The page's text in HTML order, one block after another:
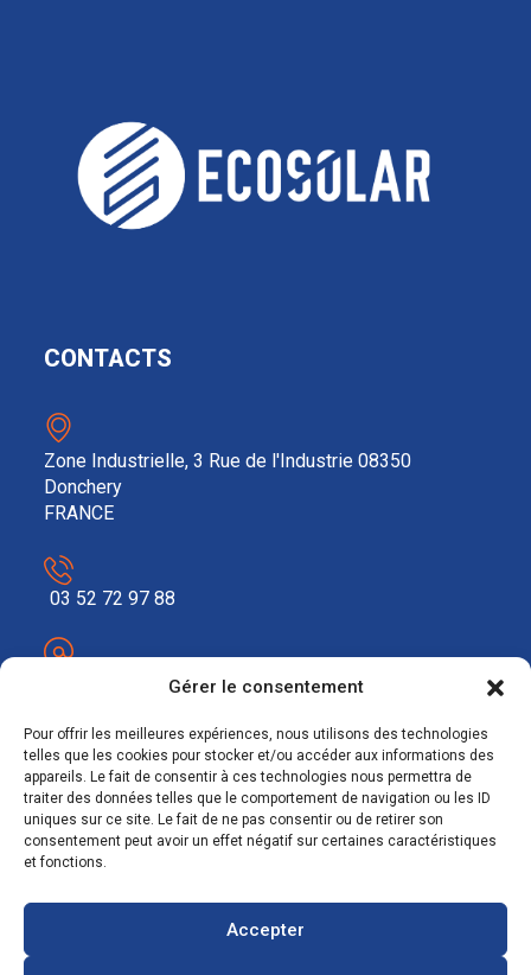
Gérer le consentement
Pour offrir les meilleures expériences, nous utilisons des technologies
telles que les cookies pour stocker et/ou accéder aux informations des
appareils. Le fait de consentir à ces technologies nous permettra de
traiter des données telles que le comportement de navigation ou les ID
uniques sur ce site. Le fait de ne pas consentir ou de retirer son
consentement peut avoir un effet négatif sur certaines caractéristiques
et fonctions.
Accepter
CONTACTS
Zone Industrielle, 3 Rue de l'Industrie 08350
Donchery
FRANCE
03 52 72 97 88
contact@ecosolar.energy
À PROPOS
Mentions légales
RGPD